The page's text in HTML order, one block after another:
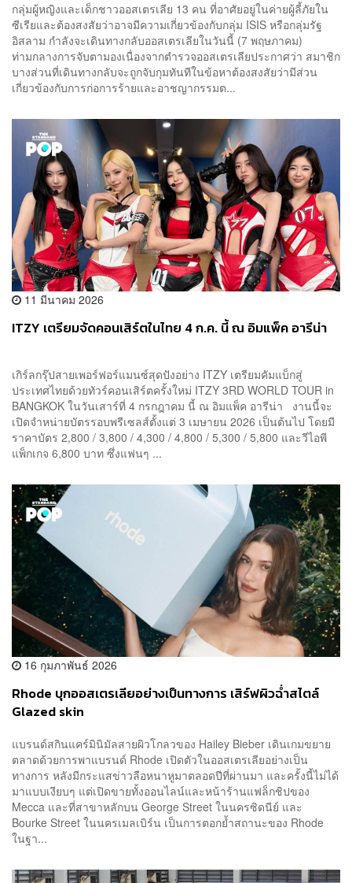
กลุ่มผู้หญิงและเด็กชาวออสเตรเลีย 13 คน ที่อาศัยอยู่ในค่ายผู้ลี้ภัยใน
ซีเรียและต้องสงสัยว่าอาจมีความเกี่ยวข้องกับกลุ่ม ISIS หรือกลุ่มรัฐ
อิสลาม กำลังจะเดินทางกลับออสเตรเลียในวันนี้ (7 พฤษภาคม)
ท่ามกลางการจับตามองเนื่องจากตำรวจออสเตรเลียประกาศว่า สมาชิก
บางส่วนที่เดินทางกลับจะถูกจับกุมทันทีในข้อหาต้องสงสัยว่ามีส่วน
เกี่ยวข้องกับการก่อการร้ายและอาชญากรรมต...
11 มีนาคม 2026
ITZY เตรียมจัดคอนเสิร์ตในไทย 4 ก.ค. นี้ ณ อิมแพ็ค อารีน่า
เกิร์ลกรุ๊ปสายเพอร์ฟอร์แมนซ์สุดปังอย่าง ITZY เตรียมคัมแบ็กสู่
ประเทศไทยด้วยทัวร์คอนเสิร์ตครั้งใหม่ ITZY 3RD WORLD TOUR in
BANGKOK ในวันเสาร์ที่ 4 กรกฎาคม นี้ ณ อิมแพ็ค อารีน่า งานนี้จะ
เปิดจำหน่ายบัตรรอบพรีเซลส์ตั้งแต่ 3 เมษายน 2026 เป็นต้นไป โดยมี
ราคาบัตร 2,800 / 3,800 / 4,300 / 4,800 / 5,300 / 5,800 และวีไอพี
แพ็กเกจ 6,800 บาท ซึ่งแฟนๆ ...
16 กุมภาพันธ์ 2026
Rhode บุกออสเตรเลียอย่างเป็นทางการ เสิร์ฟผิวฉ่ำสไตล์
Glazed skin
แบรนด์สกินแคร์มินิมัลสายผิวโกลวของ Hailey Bieber เดินเกมขยาย
ตลาดด้วยการพาแบรนด์ Rhode เปิดตัวในออสเตรเลียอย่างเป็น
ทางการ หลังมีกระแสข่าวลือหนาหูมาตลอดปีที่ผ่านมา และครั้งนี้ไม่ได้
มาแบบเงียบๆ แต่เปิดขายทั้งออนไลน์และหน้าร้านแฟล็กชิปของ
Mecca และที่สาขาหลักบน George Street ในนครซิดนีย์ และ
Bourke Street ในนครเมลเบิร์น เป็นการตอกย้ำสถานะของ Rhode
ในฐา...